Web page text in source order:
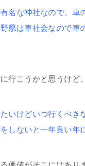
名な神社なので、
県は車社会なので
行こうかと思うけど
いけどいつ行くべ
しないと一年良い年